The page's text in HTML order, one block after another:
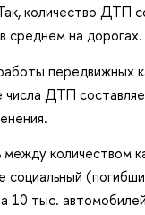
количество ДТП
среднем на дорогах.
ДТП
количеством
социальный
10 тыс.